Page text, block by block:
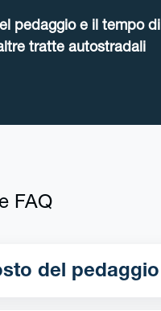
pedaggio e il tempo di
tratte autostradali
FAQ